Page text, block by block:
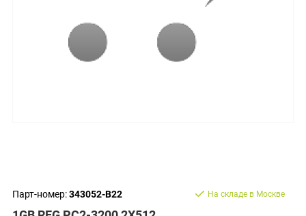
Парт-номер:343052-B22 На складе в Москве